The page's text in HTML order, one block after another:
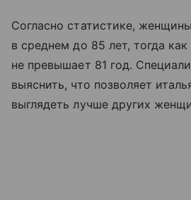
Согласно статистике,
в среднем до 85 лет, тогда
не превышает 81 год.
выяснить, что позволяет
выглядеть лучше других